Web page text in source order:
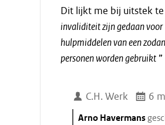
Dit lijkt me bij uitstek
invaliditeit zijn gedaan voor
hulpmiddelen van een
personen worden gebruikt”
C.H. Werk 6
Citaat
Arno Havermans